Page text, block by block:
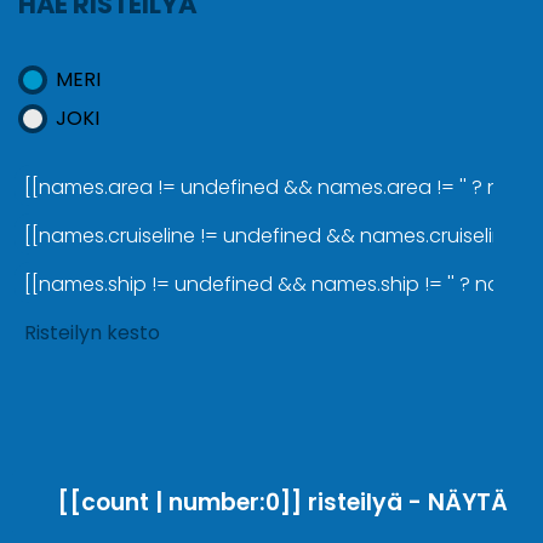
MERI
JOKI
[[names.area != undefined && names.area != '' ?
[[names.cruiseline != undefined && names.cruiseline
[[names.ship != undefined && names.ship != '' ?
Risteilyn kesto